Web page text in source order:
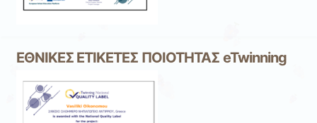
ΕΘΝΙΚΕΣ ΕΤΙΚΕΤΕΣ ΠΟΙΟΤΗΤΑΣ eTwinning